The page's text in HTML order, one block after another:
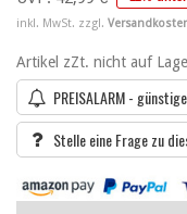
inkl. MwSt. zzgl.
Artikel zZt. nicht auf
PREISALARM -
Stelle eine Frage zu